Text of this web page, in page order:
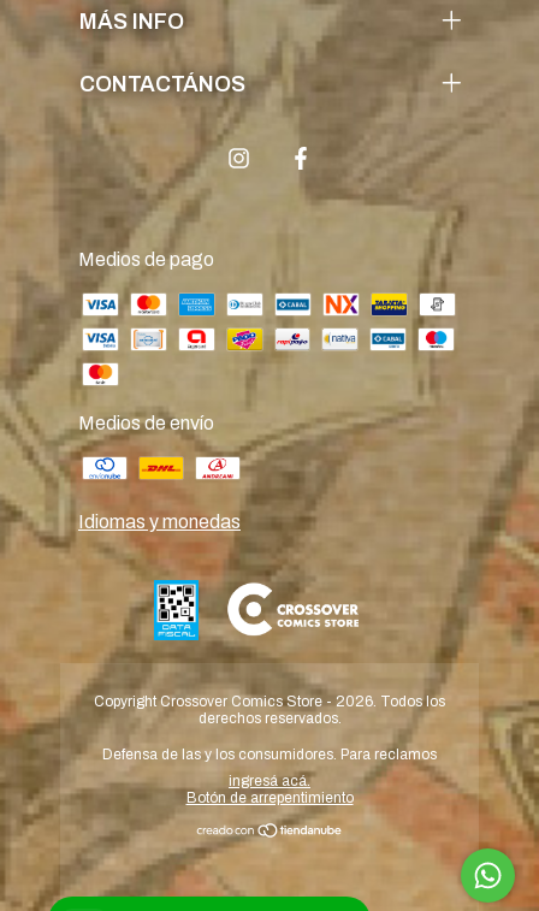
MÁS INFO
CONTACTÁNOS
Medios de pago
Medios de envío
Idiomas y monedas
Copyright Crossover Comics Store - 2026. Todos los
derechos reservados.
Defensa de las y los consumidores. Para reclamos
ingresá acá.
Botón de arrepentimiento